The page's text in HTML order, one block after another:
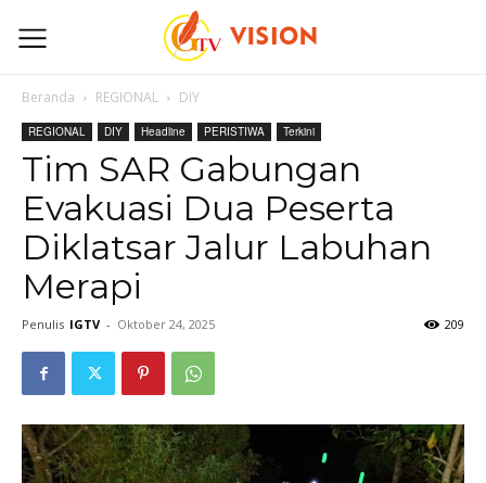
Beranda REGIONAL DIY
REGIONAL DIY Headline PERISTIWA Terkini
Tim SAR Gabungan
Evakuasi Dua Peserta
Diklatsar Jalur Labuhan
Merapi
Penulis IGTV - Oktober 24, 2025 209